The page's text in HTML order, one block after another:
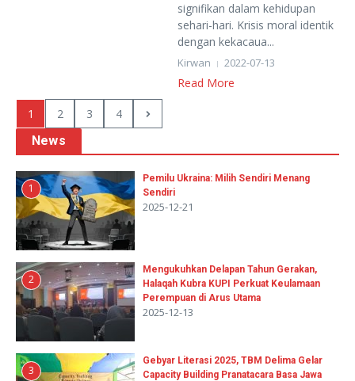
signifikan dalam kehidupan
sehari-hari. Krisis moral identik
dengan kekacaua...
Kirwan 2022-07-13
Read More
1 2 3
4
News
1
Pemilu Ukraina: Milih Sendiri Menang
Sendiri
2025-12-21
2
Mengukuhkan Delapan Tahun Gerakan,
Halaqah Kubra KUPI Perkuat Keulamaan
Perempuan di Arus Utama
2025-12-13
3
Gebyar Literasi 2025, TBM Delima Gelar
Capacity Building Pranatacara Basa Jawa